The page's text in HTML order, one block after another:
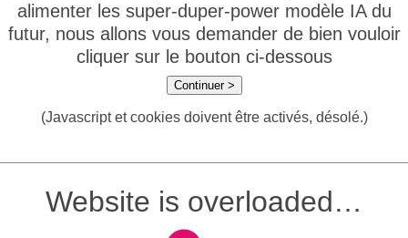
alimenter les super-duper-power modèle IA du
futur, nous allons vous demander de bien vouloir
cliquer sur le bouton ci-dessous
Continuer >
(Javascript et cookies doivent être activés, désolé.)
Website is overloaded…